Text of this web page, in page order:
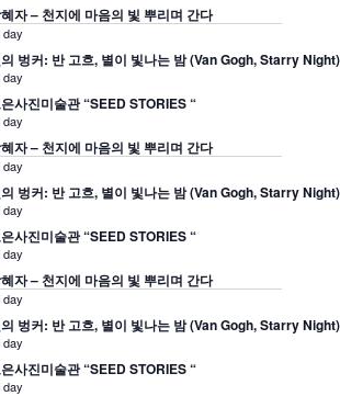
자 – 천지에 마음의 빛 뿌리며 간다
day
벙커: 반 고흐, 별이 빛나는 밤 (Van Gogh, Starry Night)
day
사진미술관 “SEED STORIES “
day
자 – 천지에 마음의 빛 뿌리며 간다
day
벙커: 반 고흐, 별이 빛나는 밤 (Van Gogh, Starry Night)
day
사진미술관 “SEED STORIES “
day
자 – 천지에 마음의 빛 뿌리며 간다
day
벙커: 반 고흐, 별이 빛나는 밤 (Van Gogh, Starry Night)
day
사진미술관 “SEED STORIES “
day